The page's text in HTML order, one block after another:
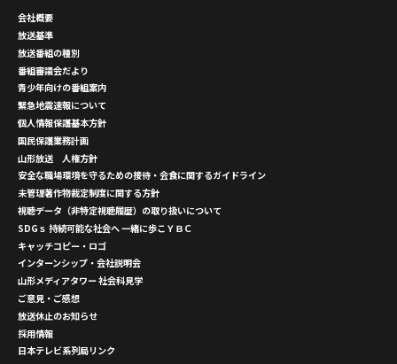
会社概要
放送基準
放送番組の種別
番組審議会だより
青少年向けの番組案内
緊急地震速報について
個人情報保護基本方針
国民保護業務計画
山形放送 人権方針
安全な職場環境を守るための接待・会食に関するガイドライン
未管理著作物裁定制度に関する方針
視聴データ（非特定視聴履歴）の取り扱いについて
SDGｓ 持続可能な社会へ 一緒に歩こＹＢＣ
キャッチコピー・ロゴ
インターンシップ・会社説明会
山形メディアタワー 社会科見学
ご意見・ご感想
放送休止のお知らせ
採用情報
日本テレビ系列局リンク